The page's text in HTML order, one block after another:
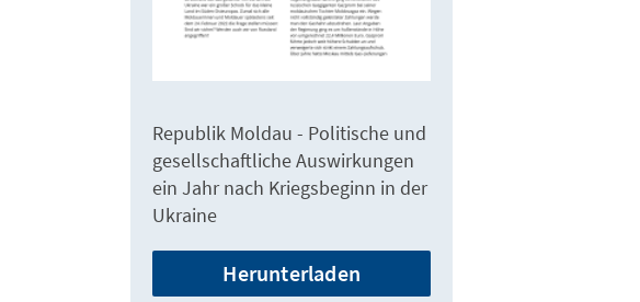
Republik Moldau - Politische und
gesellschaftliche Auswirkungen
ein Jahr nach Kriegsbeginn in der
Ukraine
Herunterladen